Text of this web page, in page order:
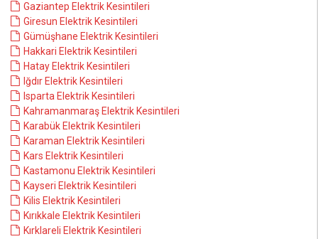
Gaziantep Elektrik Kesintileri
Giresun Elektrik Kesintileri
Gümüşhane Elektrik Kesintileri
Hakkari Elektrik Kesintileri
Hatay Elektrik Kesintileri
Iğdır Elektrik Kesintileri
Isparta Elektrik Kesintileri
Kahramanmaraş Elektrik Kesintileri
Karabük Elektrik Kesintileri
Karaman Elektrik Kesintileri
Kars Elektrik Kesintileri
Kastamonu Elektrik Kesintileri
Kayseri Elektrik Kesintileri
Kilis Elektrik Kesintileri
Kırıkkale Elektrik Kesintileri
Kırklareli Elektrik Kesintileri